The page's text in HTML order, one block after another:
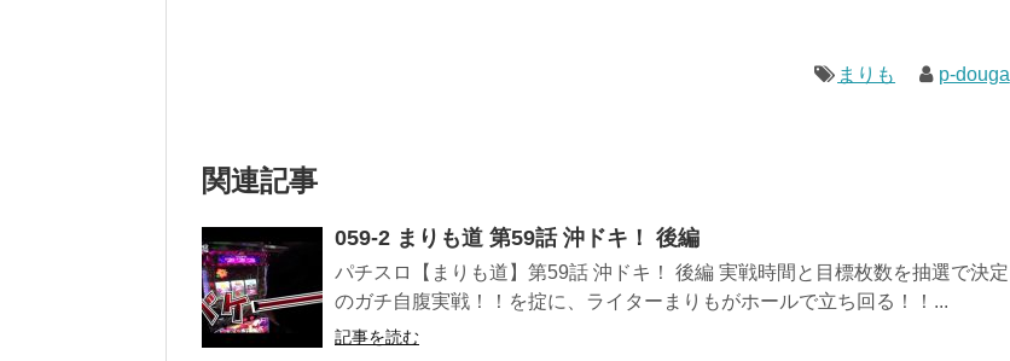
まりも p-douga
関連記事
059-2 まりも道 第59話 沖ドキ！ 後編
パチスロ【まりも道】第59話 沖ドキ！ 後編 実戦時間と目標枚数を抽選で決定
のガチ自腹実戦！！を掟に、ライターまりもがホールで立ち回る！！...
記事を読む